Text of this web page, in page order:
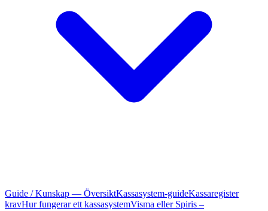
Guide / Kunskap — ÖversiktKassasystem-guideKassaregister
kravHur fungerar ett kassasystemVisma eller Spiris –